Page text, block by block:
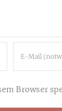
Browser